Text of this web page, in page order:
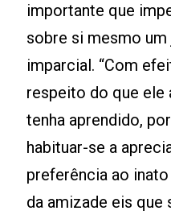
importante que
sobre si mesmo
imparcial. “Com
respeito do que ele
tenha aprendido,
habituar-se a
preferência ao
da amizade eis que